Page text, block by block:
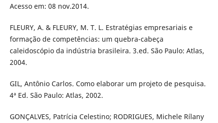
Acesso em: 08 nov.2014.
FLEURY, A. & FLEURY, M. T. L. Estratégias empresariais e
formação de competências: um quebra-cabeça
caleidoscópio da indústria brasileira. 3.ed. São Paulo: Atlas,
2004.
GIL, Antônio Carlos. Como elaborar um projeto de pesquisa.
4ª Ed. São Paulo: Atlas, 2002.
GONÇALVES, Patrícia Celestino; RODRIGUES, Michele Rílany